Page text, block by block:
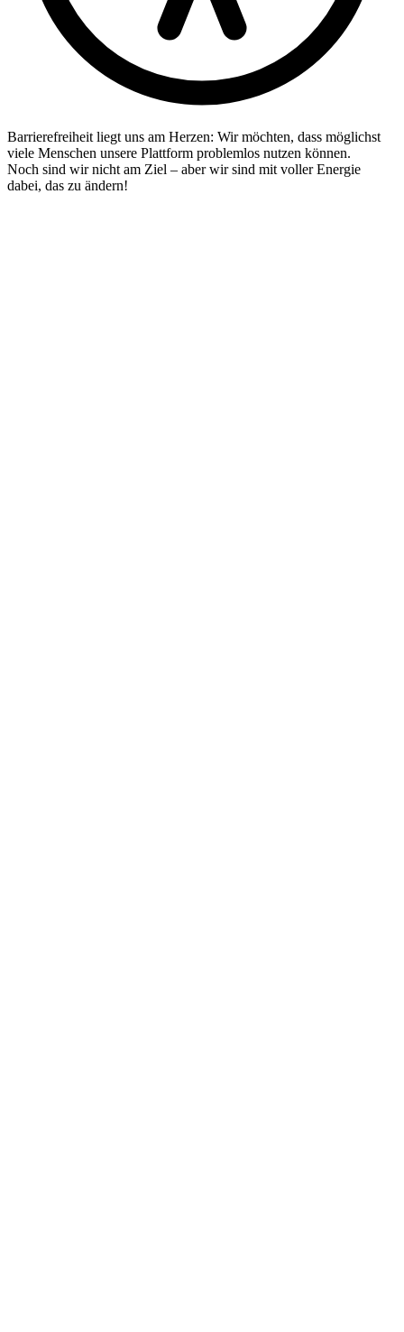
Barrierefreiheit liegt uns am Herzen: Wir möchten, dass möglichst
viele Menschen unsere Plattform problemlos nutzen können.
Noch sind wir nicht am Ziel – aber wir sind mit voller Energie
dabei, das zu ändern!